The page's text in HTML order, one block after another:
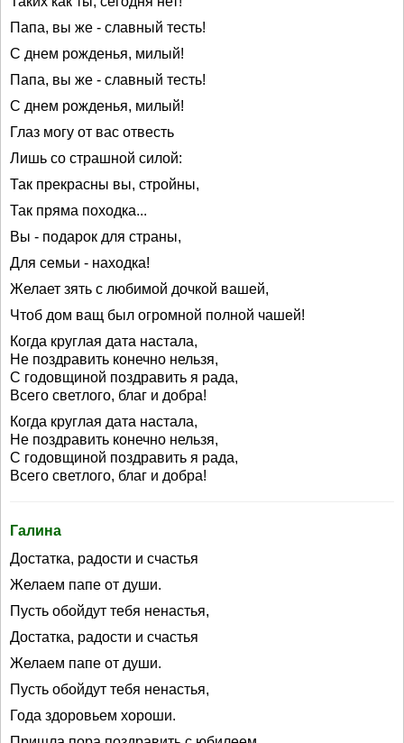
Папа, вы же - славный тесть!
С днем рожденья, милый!
Папа, вы же - славный тесть!
С днем рожденья, милый!
Глаз могу от вас отвесть
Лишь со страшной силой:
Так прекрасны вы, стройны,
Так пряма походка...
Вы - подарок для страны,
Для семьи - находка!
Желает зять с любимой дочкой вашей,
Чтоб дом ващ был огромной полной чашей!
Когда круглая дата настала,
Не поздравить конечно нельзя,
С годовщиной поздравить я рада,
Всего светлого, благ и добра!
Когда круглая дата настала,
Не поздравить конечно нельзя,
С годовщиной поздравить я рада,
Всего светлого, благ и добра!
Галина
Достатка, радости и счастья
Желаем папе от души.
Пусть обойдут тебя ненастья,
Достатка, радости и счастья
Желаем папе от души.
Пусть обойдут тебя ненастья,
Года здоровьем хороши.